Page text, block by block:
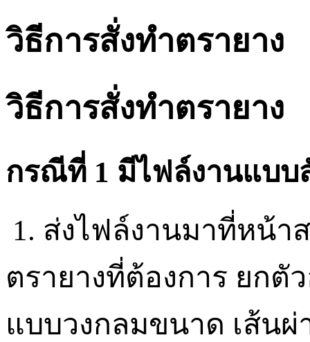
วิธีการสั่งทำตรายาง
วิธีการสั่งทำตรายาง
กรณีที่ 1 มีไฟล์งานแบ
1. ส่งไฟล์งานมาที่หน้า
ตรายางที่ต้องการ ยก
แบบวงกลมขนาด เส้นผ่